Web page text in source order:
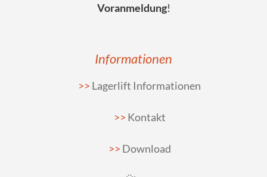
Voranmeldung!
Informationen
Lagerlift Informationen
Kontakt
Download